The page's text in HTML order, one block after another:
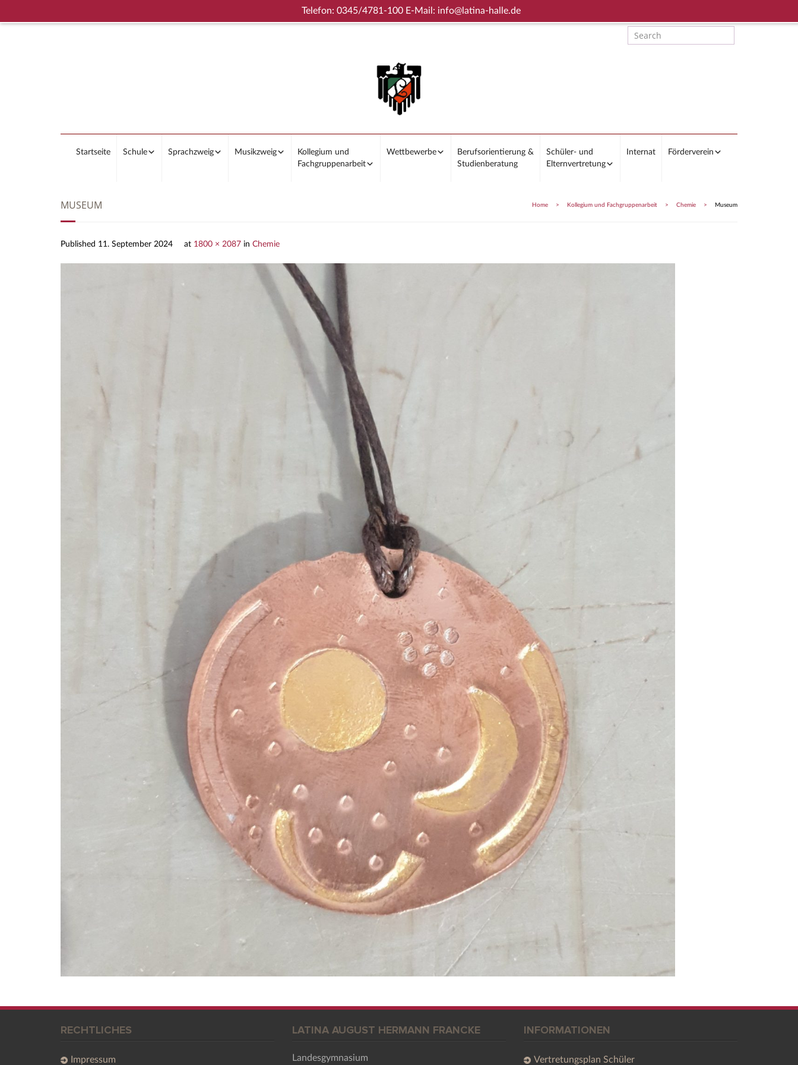
Telefon: 0345/4781-100 E-Mail: info@latina-halle.de
Startseite Schule Sprachzweig Musikzweig
Kollegium und
Fachgruppenarbeit
Wettbewerbe
Berufsorientierung &
Studienberatung
Schüler- und
Elternvertretung
Internat Förderverein
MUSEUM Home > Kollegium und Fachgruppenarbeit > Chemie > Museum
Published 11. September 2024 at 1800 × 2087 in Chemie
RECHTLICHES
Impressum
LATINA AUGUST HERMANN FRANCKE
Landesgymnasium
INFORMATIONEN
Vertretungsplan Schüler